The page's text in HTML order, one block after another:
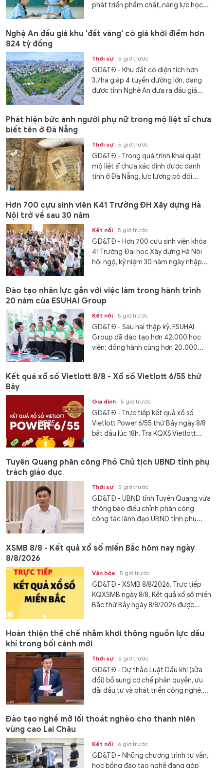
phát triển phẩm chất, năng lực học...
Nghệ An đấu giá khu 'đất vàng' có giá khởi điểm hơn
824 tỷ đồng
Thời sự 5 giờ trước
GD&TĐ - Khu đất có diện tích hơn
3,7ha giáp 4 tuyến đường lớn, đang
được tỉnh Nghệ An đưa ra đấu giá...
Phát hiện bức ảnh người phụ nữ trong mộ liệt sĩ chưa
biết tên ở Đà Nẵng
Thời sự 5 giờ trước
GD&TĐ - Trong quá trình khai quật
mộ liệt sĩ chưa xác định được danh
tính ở Đà Nẵng, lực lượng bộ đội...
Hơn 700 cựu sinh viên K41 Trường ĐH Xây dựng Hà
Nội trở về sau 30 năm
Kết nối 5 giờ trước
GD&TĐ - Hơn 700 cựu sinh viên khóa
41 Trường Đại học Xây dựng Hà Nội
hội ngộ, kỷ niệm 30 năm ngày nhập...
Đào tạo nhân lực gắn với việc làm trong hành trình
20 năm của ESUHAI Group
Kết nối 5 giờ trước
GD&TĐ - Sau hai thập kỷ, ESUHAI
Group đã đào tạo hơn 42.000 học
viên; đồng hành cùng hơn 20.000...
Kết quả xổ số Vietlott 8/8 - Xổ số Vietlott 6/55 thứ
Bảy
Gia đình 5 giờ trước
GD&TĐ - Trực tiếp kết quả xổ số
Vietlott Power 6/55 thứ Bảy ngày 8/8
bắt đầu lúc 18h. Tra KQXS Vietlott...
Tuyên Quang phân công Phó Chủ tịch UBND tỉnh phụ
trách giáo dục
Thời sự 5 giờ trước
GD&TĐ - UBND tỉnh Tuyên Quang vừa
thông báo điều chỉnh phân công
công tác lãnh đạo UBND tỉnh phụ...
XSMB 8/8 - Kết quả xổ số miền Bắc hôm nay ngày
8/8/2026
Văn hóa 5 giờ trước
GD&TĐ - XSMB 8/8/2026. Trực tiếp
KQXSMB ngày 8/8. Kết quả xổ số miền
Bắc thứ Bảy ngày 8/8/2026 được...
Hoàn thiện thể chế nhằm khơi thông nguồn lực dầu
khí trong bối cảnh mới
Thời sự 5 giờ trước
GD&TĐ - Dự thảo Luật Dầu khí (sửa
đổi) bổ sung cơ chế phân quyền, ưu
đãi đầu tư và phát triển công nghệ,...
Đào tạo nghề mở lối thoát nghèo cho thanh niên
vùng cao Lai Châu
Kết nối 6 giờ trước
GD&TĐ - Những chương trình tư vấn,
học bổng đào tạo nghề đang góp